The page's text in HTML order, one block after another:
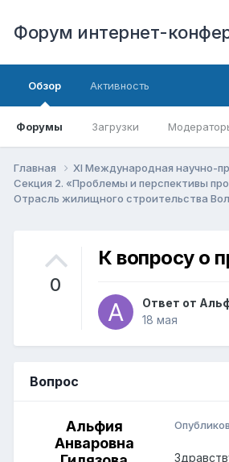
Форум интернет-
Обзор
Форумы Загрузки
Активность
Главная
XI Международная научно-
Секция 2. «Проблемы и перспективы
Отрасль жилищного строительства
0
К вопросу о
Ответ от
18 мая
Вопрос
Альфия
Анваровна